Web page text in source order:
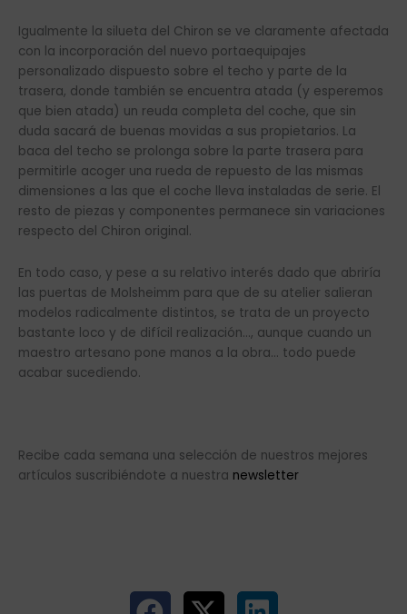
Igualmente la silueta del Chiron se ve claramente afectada
con la incorporación del nuevo portaequipajes
personalizado dispuesto sobre el techo y parte de la
trasera, donde también se encuentra atada (y esperemos
que bien atada) un reuda completa del coche, que sin
duda sacará de buenas movidas a sus propietarios. La
baca del techo se prolonga sobre la parte trasera para
permitirle acoger una rueda de repuesto de las mismas
dimensiones a las que el coche lleva instaladas de serie. El
resto de piezas y componentes permanece sin variaciones
respecto del Chiron original.
En todo caso, y pese a su relativo interés dado que abriría
las puertas de Molsheimm para que de su atelier salieran
modelos radicalmente distintos, se trata de un proyecto
bastante loco y de difícil realización…, aunque cuando un
maestro artesano pone manos a la obra… todo puede
acabar sucediendo.
Recibe cada semana una selección de nuestros mejores
artículos suscribiéndote a nuestra newsletter